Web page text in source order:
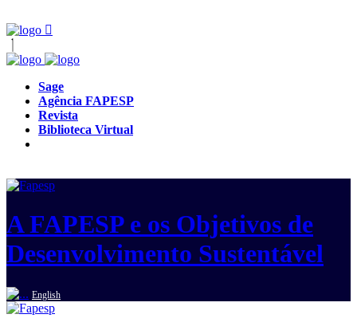
Sage
Agência FAPESP
Revista
Biblioteca Virtual
A FAPESP e os Objetivos de
Desenvolvimento Sustentável
English